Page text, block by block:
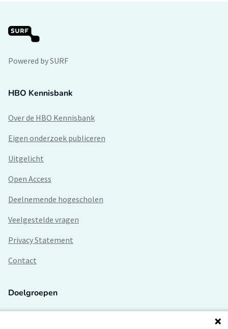
Powered by SURF
HBO Kennisbank
Over de HBO Kennisbank
Eigen onderzoek publiceren
Uitgelicht
Open Access
Deelnemende hogescholen
Veelgestelde vragen
Privacy Statement
Contact
Doelgroepen